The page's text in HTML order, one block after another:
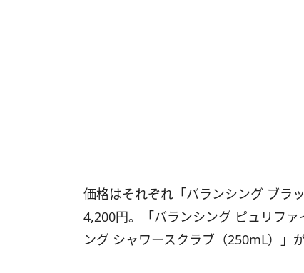
価格はそれぞれ「バランシング ブラ
4,200円。「バランシング ピュリフ
ング シャワースクラブ（250mL）」